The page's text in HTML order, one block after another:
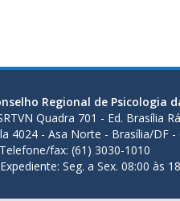
Regional de Psicologia da
Quadra 701 - Ed. Brasília
4024 - Asa Norte - Brasília/DF -
Telefone/fax: (61) 3030-1010
Expediente: Seg. a Sex. 08:00 às